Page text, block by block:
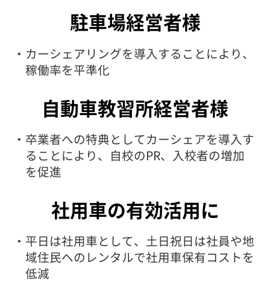
駐車場経営者様
・カーシェアリングを導入することにより、
稼働率を平準化
自動車教習所経営者様
・卒業者への特典としてカーシェアを導入す
ることにより、自校のPR、入校者の増加
を促進
社用車の有効活用に
・平日は社用車として、土日祝日は社員や地
域住民へのレンタルで社用車保有コストを
低減